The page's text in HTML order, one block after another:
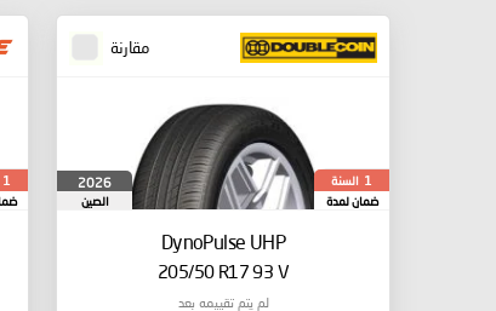
مقارنة
1 السنة
ضمان لمدة
2026
الصين
DynoPulse UHP
205/50 R17 93 V
لم يتم تقييمه بعد
1